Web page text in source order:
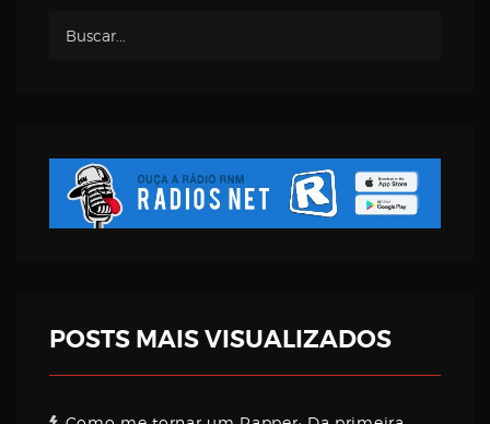
POSTS MAIS VISUALIZADOS